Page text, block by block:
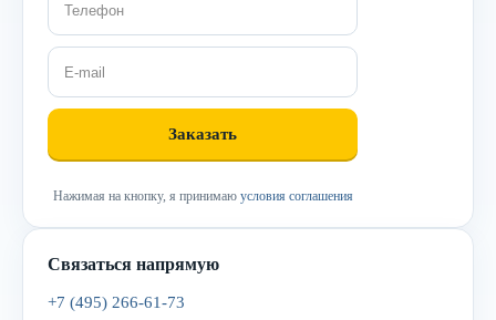
Нажимая на кнопку, я принимаю условия соглашения
Связаться напрямую
+7 (495) 266-61-73